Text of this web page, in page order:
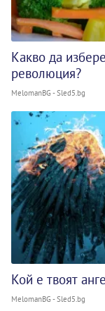
Какво да
революция?
MelomanBG - Sled5.bg
Кой е твоят
MelomanBG - Sled5.bg